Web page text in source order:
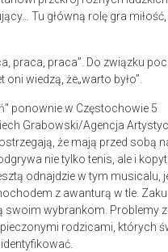
Tu główną rolę gra
praca, praca”. Do związku
wiedzą, że„warto było”.
Grabowski/Agencja
że mają przed sobą
nie tylko tenis, ale i
odnajdzie w tym musicalu,
z awanturą w tle.
wybrankom. Problemy
rodzicami, których